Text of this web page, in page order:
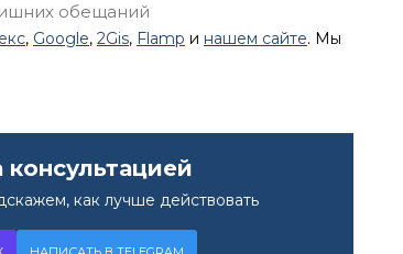
обещаний
, Google, 2Gis, Flamp и нашем сайте. Мы
как лучше действовать